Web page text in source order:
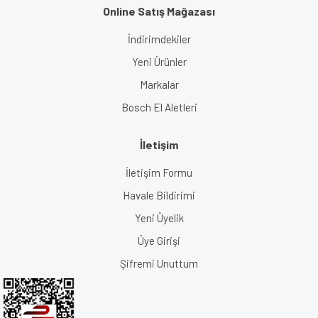
Online Satış Mağazası
İndirimdekiler
Yeni Ürünler
Markalar
Bosch El Aletleri
İletişim
İletişim Formu
Havale Bildirimi
Yeni Üyelik
Üye Girişi
Şifremi Unuttum